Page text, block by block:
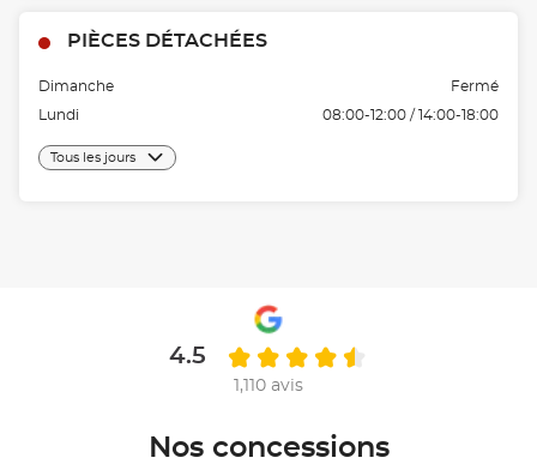
PIÈCES DÉTACHÉES
Dimanche
Fermé
Lundi
08:00-12:00 / 14:00-18:00
Tous les jours
4.5
1,110 avis
Nos concessions